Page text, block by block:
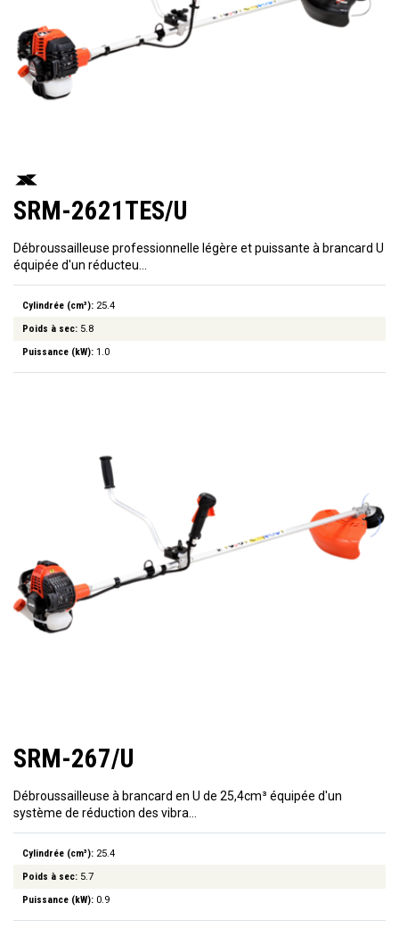
SRM-2621TES/U
Débroussailleuse professionnelle légère et puissante à brancard U
équipée d'un réducteu…
Cylindrée (cm³): 25.4
Poids à sec: 5.8
Puissance (kW): 1.0
SRM-267/U
Débroussailleuse à brancard en U de 25,4cm³ équipée d'un
système de réduction des vibra…
Cylindrée (cm³): 25.4
Poids à sec: 5.7
Puissance (kW): 0.9